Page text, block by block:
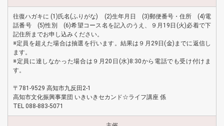
往復ハガキに (1)氏名(ふりがな) (2)生年月日 (3)郵便番号・住所 (4)電
話番号 (5)性別 (6)希望コース名を記入のうえ、９月19日(火)必着で下
記住所までお申し込みください。
※定員を超えた場合は抽選を行います。結果は９月29日(金)までに返信し
ます。
※定員に達しなかった場合は９月20日(水)8:30から電話でも受け付けま
す。
〒781-9529 高知市九反田2-1
高知市文化振興事業団 いきいきセカンド☆ライフ講座 係
TEL 088-883-5071